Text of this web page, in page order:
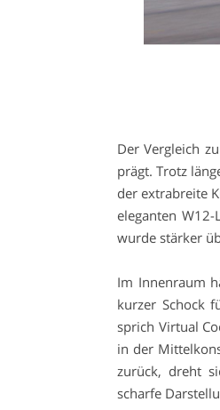
Der Vergleich
prägt. Trotz
der extrabreite
eleganten
wurde stärker
Im Innenraum
kurzer Schock
sprich Virtual
in der
zurück, dreht
scharfe